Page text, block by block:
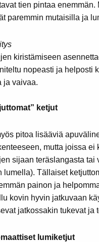
tien pintaa
paremmin mutaisilla ja
kiristämiseen
nopeasti ja helposti
ja vaivaa.
ketjut
pitoa lisääviä
mutta joissa
sijaan teräslangasta
lumella). Tällaiset
painon ja
kovin hyvin jatkuvaan
jatkossakin tukevat ja
lumiketjut